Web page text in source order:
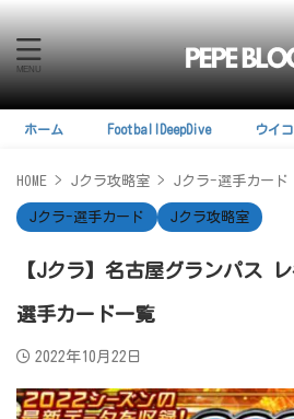
ホーム FootballDeepDive ウイ
HOME > Jクラ攻略室 > Jクラ-選手カード
Jクラ-選手カード Jクラ攻略室
【Jクラ】名古屋グランパス
選手カード一覧
2022年10月22日